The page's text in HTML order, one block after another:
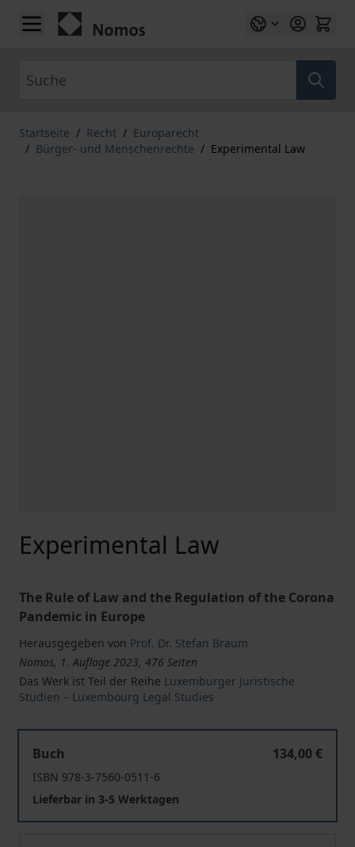
Zum Inhalt springen
Startseite / Recht / Europarecht
/ Bürger- und Menschenrechte / Experimental Law
Experimental Law
The Rule of Law and the Regulation of the Corona
Pandemic in Europe
Herausgegeben von Prof. Dr. Stefan Braum
Nomos, 1. Auflage 2023, 476 Seiten
Das Werk ist Teil der Reihe Luxemburger Juristische
Studien – Luxembourg Legal Studies
Buch
134,00 €
ISBN 978-3-7560-0511-6
Lieferbar in 3-5 Werktagen